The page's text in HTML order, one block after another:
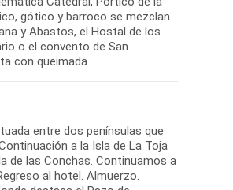
gótico y barroco se mezclan
y Abastos, el Hostal de los
o el convento de San
con queimada.
entre dos penínsulas que
a la Isla de La Toja
de las Conchas. Continuamos a
al hotel. Almuerzo.